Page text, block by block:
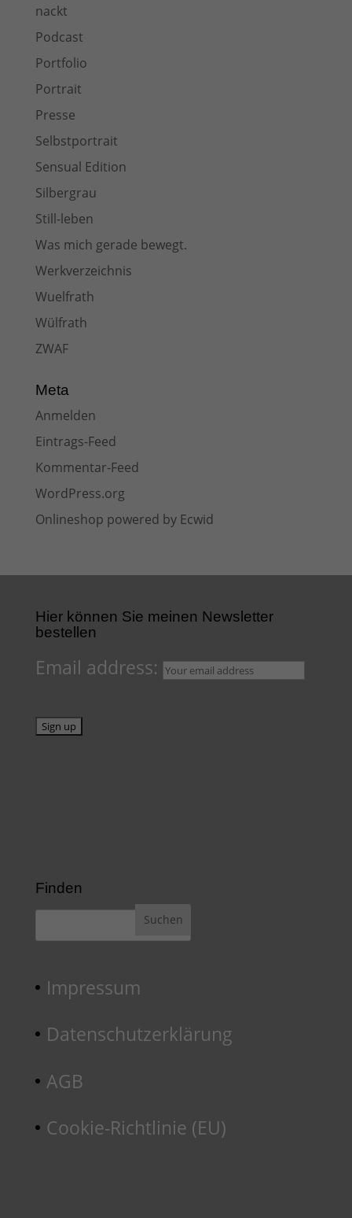
nackt
Podcast
Portfolio
Portrait
Presse
Selbstportrait
Sensual Edition
Silbergrau
Still-leben
Was mich gerade bewegt.
Werkverzeichnis
Wuelfrath
Wülfrath
ZWAF
Meta
Anmelden
Eintrags-Feed
Kommentar-Feed
WordPress.org
Onlineshop powered by Ecwid
Hier können Sie meinen Newsletter
bestellen
Email address:
Finden
Impressum
Datenschutzerklärung
AGB
Cookie-Richtlinie (EU)